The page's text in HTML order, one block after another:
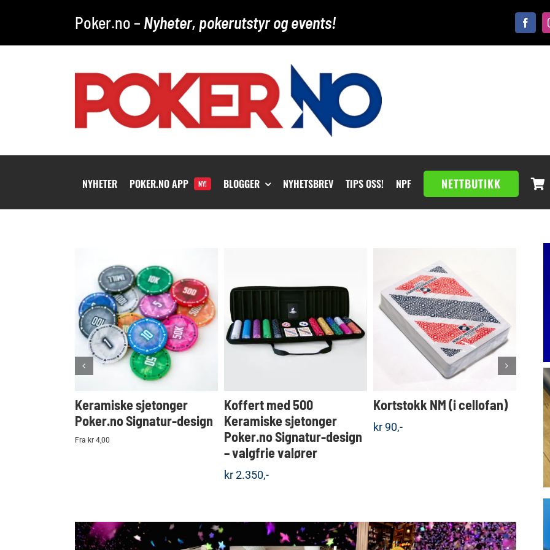
Poker.no – Nyheter, pokerutstyr og events!
NYHETER POKER.NO APP NY! BLOGGER NYHETSBREV TIPS OSS! NPF NETTBUTIKK
KJØP
Detaljer
Keramiske sjetonger
Poker.no Signatur-design
Fra kr 4,00
KJØP
Detaljer
Koffert med 500
Keramiske sjetonger
Poker.no Signatur-design
– valgfrie valører
kr2.350,-
KJØPDette
produktet
har
flere
varianter.
Alternativene
på
produktsiden
Detaljer
Kortstokk NM (i cellofan)
kr90,-